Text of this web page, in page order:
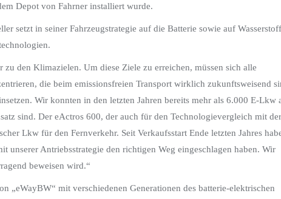
Depot von Fahrner installiert wurde.
setzt in seiner Fahrzeugstrategie auf die Batterie sowie auf Wasserstoff
den Klimazielen. Um diese Ziele zu erreichen, müssen sich alle
die beim emissionsfreien Transport wirklich zukunftsweisend
Wir konnten in den letzten Jahren bereits mehr als 6.000 E-Lkw
sind. Der eActros 600, der auch für den Technologievergleich mit der
Lkw für den Fernverkehr. Seit Verkaufsstart Ende letzten Jahres
unserer Antriebsstrategie den richtigen Weg eingeschlagen haben. Wir
beweisen wird.“
„eWayBW“ mit verschiedenen Generationen des batterie-elektrischen